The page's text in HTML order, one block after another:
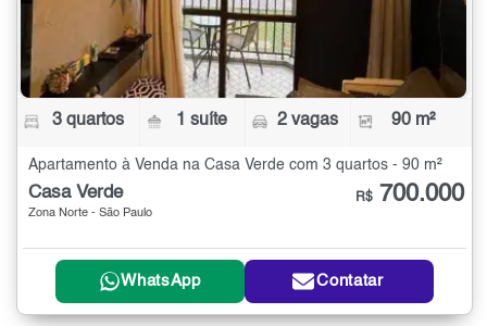
3 quartos 1 suíte 2 vagas 90 m²
Apartamento à Venda na Casa Verde com 3 quartos - 90 m²
Casa Verde
Zona Norte - São Paulo
R$ 700.000
WhatsApp Contatar